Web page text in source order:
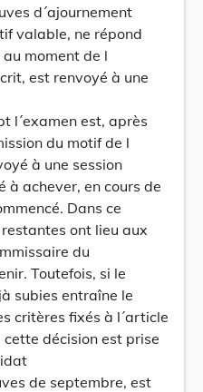
d´ajournement
valable, ne répond
moment de l
est renvoyé à une
l´examen est, après
du motif de l
à une session
à achever, en cours de
Dans ce
ont lieu aux
du
Toutefois, si le
subies entraîne le
critères fixés à l´article
décision est prise
de septembre, est